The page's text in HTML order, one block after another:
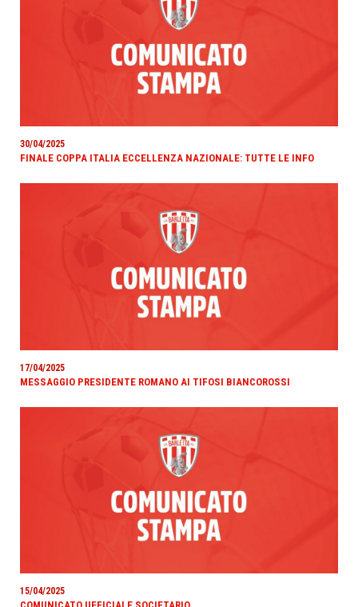
30/04/2025
FINALE COPPA ITALIA ECCELLENZA NAZIONALE: TUTTE LE INFO
17/04/2025
MESSAGGIO PRESIDENTE ROMANO AI TIFOSI BIANCOROSSI
15/04/2025